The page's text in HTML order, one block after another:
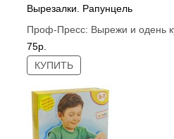
Вырезалки. Рапунцель
Проф-Пресс: Вырежи и одень
75р.
КУПИТЬ